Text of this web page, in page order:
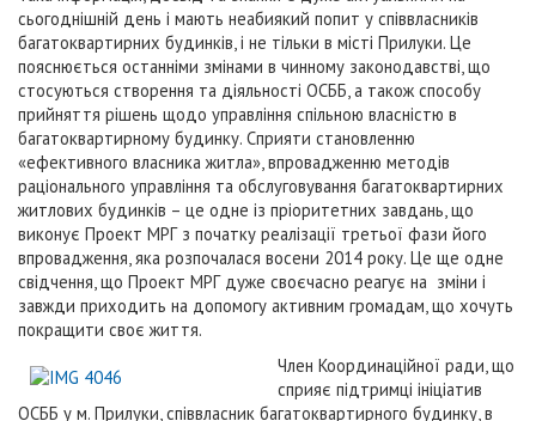
сьогоднішній день і мають неабиякий попит у співвласників
багатоквартирних будинків, і не тільки в місті Прилуки. Це
пояснюється останніми змінами в чинному законодавстві, що
стосуються створення та діяльності ОСББ, а також способу
прийняття рішень щодо управління спільною власністю в
багатоквартирному будинку. Сприяти становленню
«ефективного власника житла», впровадженню методів
раціонального управління та обслуговування багатоквартирних
житлових будинків – це одне із пріоритетних завдань, що
виконує Проект МРГ з початку реалізації третьої фази його
впровадження, яка розпочалася восени 2014 року. Це ще одне
свідчення, що Проект МРГ дуже своєчасно реагує на зміни і
завжди приходить на допомогу активним громадам, що хочуть
покращити своє життя.
Член Координаційної ради, що
сприяє підтримці ініціатив
ОСББ у м. Прилуки, співвласник багатоквартирного будинку, в